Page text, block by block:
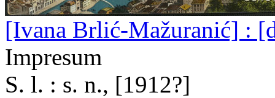
[Ivana Brlić-Mažuranić] :
Impresum
S. l. : s. n., [1912?]